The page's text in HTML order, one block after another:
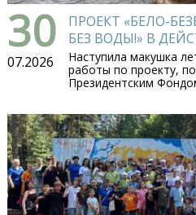
30
07.2026
ПРОЕКТ «БЕЛО-
БЕЗ ВОДЫ!» В
Наступила макушка
работы по проекту,
Президентским